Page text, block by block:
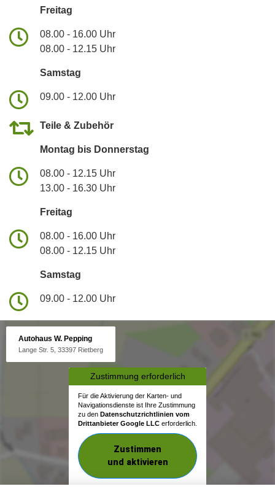
Freitag
08.00 - 16.00 Uhr
08.00 - 12.15 Uhr
Samstag
09.00 - 12.00 Uhr
Teile & Zubehör
Montag bis Donnerstag
08.00 - 12.15 Uhr
13.00 - 16.30 Uhr
Freitag
08.00 - 16.00 Uhr
08.00 - 12.15 Uhr
Samstag
09.00 - 12.00 Uhr
Autohaus W. Pepping
Lange Str. 5, 33397 Rietberg
Zustimmung erforderlich
Für die Aktivierung der Karten- und
Navigationsdienste ist Ihre Zustimmung
zu den Datenschutzrichtlinien vom
Drittanbieter Google LLC erforderlich.
Zustimmen
und aktivieren